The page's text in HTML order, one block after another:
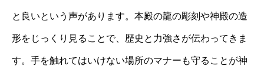
と良いという声があります。本殿の龍の彫刻や神殿の造
形をじっくり見ることで、歴史と力強さが伝わってきま
す。手を触れてはいけない場所のマナーも守ることが神